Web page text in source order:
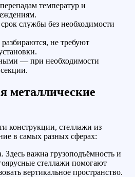
температур и
службы без необходимости
не требуют
— при необходимости
металлические
конструкции, стеллажи из
в самых разных сферах:
Здесь важна грузоподъёмность и
стеллажи помогают
вертикальное пространство.